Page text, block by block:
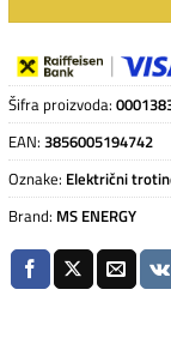
Šifra proizvoda:
EAN:3856005194742
Oznake: Električni
Brand: MS ENERGY